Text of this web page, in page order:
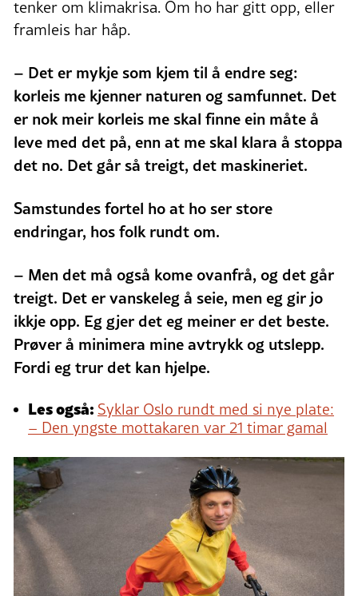
tenker om klimakrisa. Om ho har gitt opp, eller
framleis har håp.
– Det er mykje som kjem til å endre seg:
korleis me kjenner naturen og samfunnet. Det
er nok meir korleis me skal finne ein måte å
leve med det på, enn at me skal klara å stoppa
det no. Det går så treigt, det maskineriet.
Samstundes fortel ho at ho ser store
endringar, hos folk rundt om.
– Men det må også kome ovanfrå, og det går
treigt. Det er vanskeleg å seie, men eg gir jo
ikkje opp. Eg gjer det eg meiner er det beste.
Prøver å minimera mine avtrykk og utslepp.
Fordi eg trur det kan hjelpe.
Les også: Syklar Oslo rundt med si nye plate:
– Den yngste mottakaren var 21 timar gamal